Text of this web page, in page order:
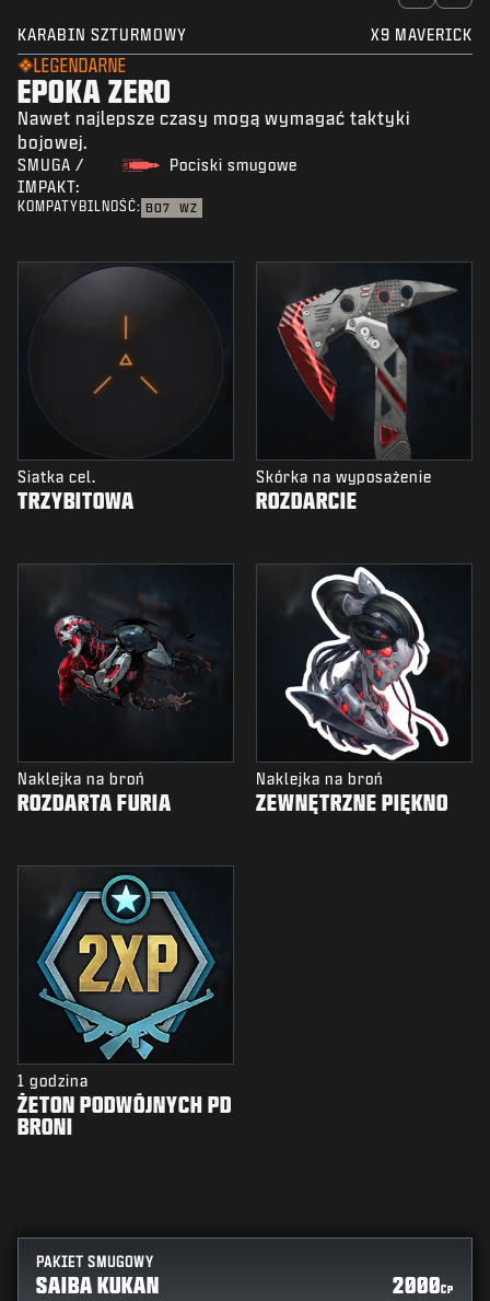
KARABIN SZTURMOWY X9 MAVERICK
LEGENDARNE
EPOKA ZERO
Nawet najlepsze czasy mogą wymagać taktyki
bojowej.
SMUGA /
IMPAKT:
Pociski smugowe
KOMPATYBILNOŚĆ: BO7 WZ
Siatka cel.
TRZYBITOWA
Skórka na wyposażenie
ROZDARCIE
Naklejka na broń
ROZDARTA FURIA
Naklejka na broń
ZEWNĘTRZNE PIĘKNO
1 godzina
ŻETON PODWÓJNYCH PD
BRONI
PAKIET SMUGOWY
SAIBA KUKAN 2000CP